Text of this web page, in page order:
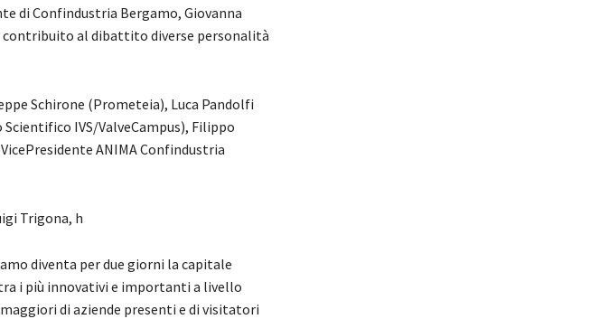
di Confindustria Bergamo, Giovanna
al dibattito diverse personalità
Schirone (Prometeia), Luca Pandolfi
IVS/ValveCampus), Filippo
ANIMA Confindustria
Trigona, h
diventa per due giorni la capitale
i più innovativi e importanti a livello
di aziende presenti e di visitatori